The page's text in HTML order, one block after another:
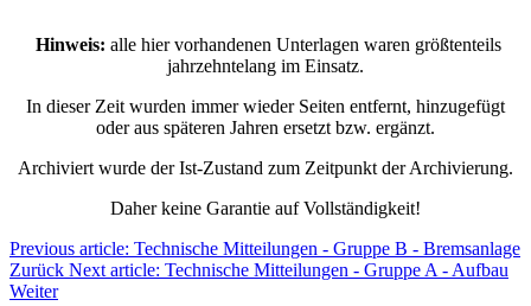
Hinweis: alle hier vorhandenen Unterlagen waren größtenteils
jahrzehntelang im Einsatz.
In dieser Zeit wurden immer wieder Seiten entfernt, hinzugefügt
oder aus späteren Jahren ersetzt bzw. ergänzt.
Archiviert wurde der Ist-Zustand zum Zeitpunkt der Archivierung.
Daher keine Garantie auf Vollständigkeit!
Previous article: Technische Mitteilungen - Gruppe B - Bremsanlage
Zurück Next article: Technische Mitteilungen - Gruppe A - Aufbau
Weiter